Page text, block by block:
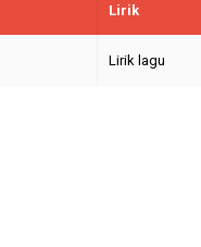
Lirik
Lirik lagu